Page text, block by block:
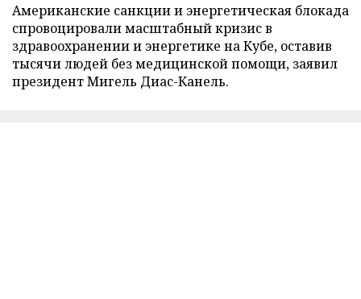
Американские санкции и энергетическая блокада
спровоцировали масштабный кризис в
здравоохранении и энергетике на Кубе, оставив
тысячи людей без медицинской помощи, заявил
президент Мигель Диас-Канель.